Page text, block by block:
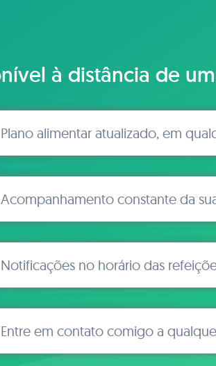
à distância de
Plano alimentar atualizado, em
Acompanhamento constante da
Notificações no horário das
Entre em contato comigo a